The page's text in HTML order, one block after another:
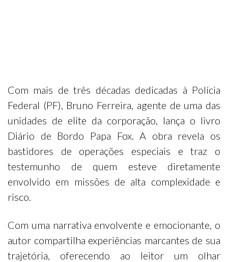
Com mais de três décadas dedicadas à Polícia
Federal (PF), Bruno Ferreira, agente de uma das
unidades de elite da corporação, lança o livro
Diário de Bordo Papa Fox. A obra revela os
bastidores de operações especiais e traz o
testemunho de quem esteve diretamente
envolvido em missões de alta complexidade e
risco.
Com uma narrativa envolvente e emocionante, o
autor compartilha experiências marcantes de sua
trajetória, oferecendo ao leitor um olhar